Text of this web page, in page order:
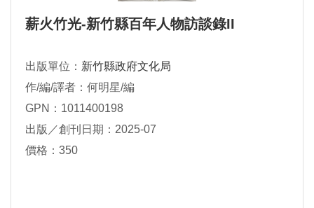
薪火竹光-新竹縣百年人物訪談錄II
出版單位： 新竹縣政府文化局
作/編/譯者：何明星/編
GPN：1011400198
出版／創刊日期：2025-07
價格：350